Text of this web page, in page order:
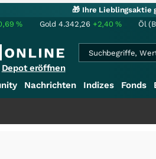
🎁 Ihre Lieblingsaktie
% Gold 4.342,26 +2,40% Öl
Depot eröffnen
Nachrichten Indizes Fonds